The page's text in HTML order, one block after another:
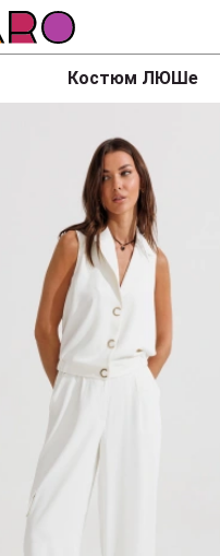
Костюм ЛЮШе